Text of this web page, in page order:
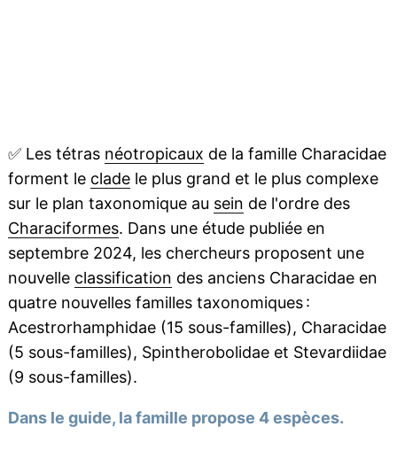
✅Les tétras néotropicaux de la famille Characidae
forment le cladele plus grand et le plus complexe
sur le plan taxonomique au sein de l'ordre des
Characiformes. Dans une étude publiée en
septembre 2024, les chercheurs proposent une
nouvelle classification des anciens Characidae en
quatre nouvelles familles taxonomiques :
Acestrorhamphidae (15 sous-familles), Characidae
(5 sous-familles), Spintherobolidae et Stevardiidae
(9 sous-familles).
Dans le guide, la famille propose 4 espèces.